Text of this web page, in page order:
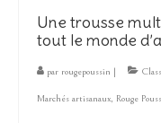
Une trousse
tout le monde
par rougepoussin |
Marchés artisanaux, Rouge